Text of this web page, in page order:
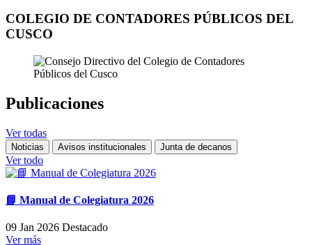
COLEGIO DE CONTADORES PÚBLICOS DEL
CUSCO
Publicaciones
Ver todas
Noticias Avisos institucionales Junta de decanos
Ver todo
📘 Manual de Colegiatura 2026
09 Jan 2026 Destacado
Ver más